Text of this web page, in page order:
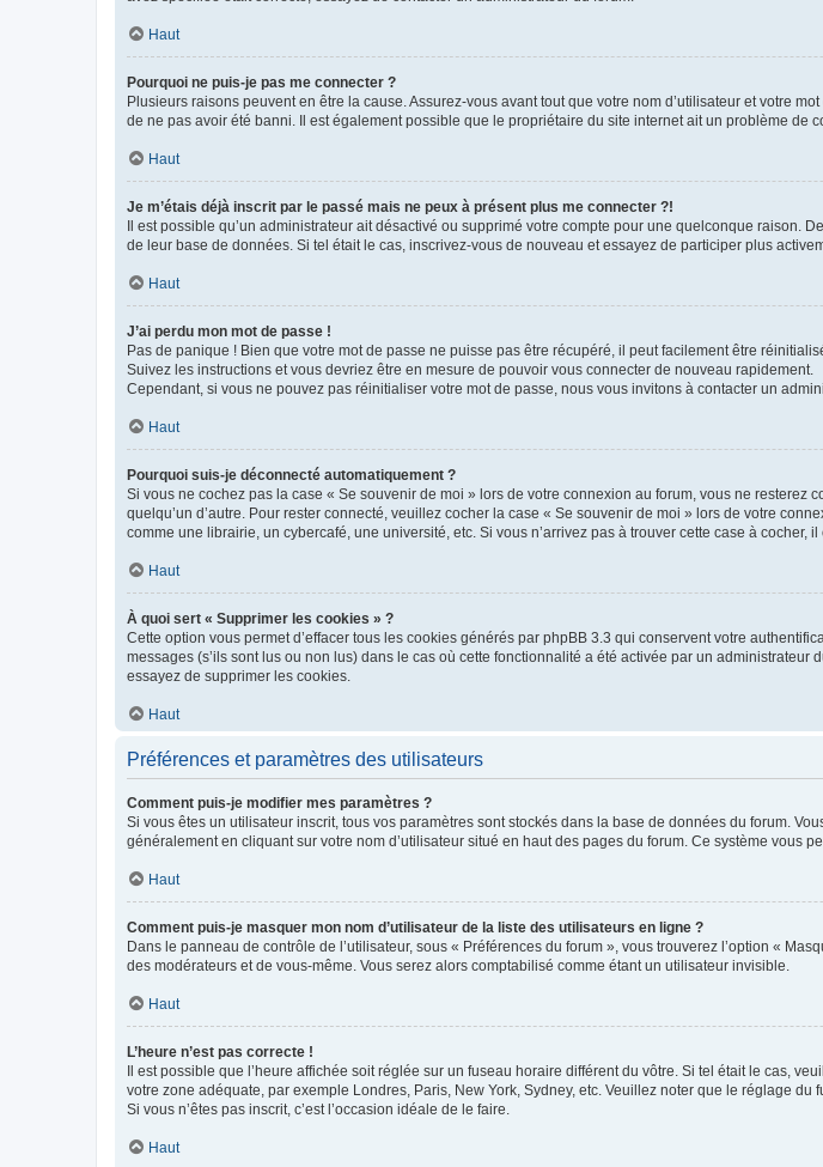
Haut
Pourquoi ne puis-je pas me connecter ?
Plusieurs raisons peuvent en être la cause. Assurez-vous avant tout que votre nom d’utilisateur et votre
de ne pas avoir été banni. Il est également possible que le propriétaire du site internet ait un problème de
Haut
Je m’étais déjà inscrit par le passé mais ne peux à présent plus me connecter ?!
Il est possible qu’un administrateur ait désactivé ou supprimé votre compte pour une quelconque
de leur base de données. Si tel était le cas, inscrivez-vous de nouveau et essayez de participer plus
Haut
J’ai perdu mon mot de passe !
Pas de panique ! Bien que votre mot de passe ne puisse pas être récupéré, il peut facilement être
Suivez les instructions et vous devriez être en mesure de pouvoir vous connecter de nouveau rapidement.
Cependant, si vous ne pouvez pas réinitialiser votre mot de passe, nous vous invitons à contacter un
Haut
Pourquoi suis-je déconnecté automatiquement ?
Si vous ne cochez pas la case « Se souvenir de moi » lors de votre connexion au forum, vous ne
quelqu’un d’autre. Pour rester connecté, veuillez cocher la case « Se souvenir de moi » lors de votre
comme une librairie, un cybercafé, une université, etc. Si vous n’arrivez pas à trouver cette case à cocher,
Haut
À quoi sert « Supprimer les cookies » ?
Cette option vous permet d’effacer tous les cookies générés par phpBB 3.3 qui conservent votre
messages (s’ils sont lus ou non lus) dans le cas où cette fonctionnalité a été activée par un
essayez de supprimer les cookies.
Haut
Préférences et paramètres des utilisateurs
Comment puis-je modifier mes paramètres ?
Si vous êtes un utilisateur inscrit, tous vos paramètres sont stockés dans la base de données du forum.
généralement en cliquant sur votre nom d’utilisateur situé en haut des pages du forum. Ce système vous
Haut
Comment puis-je masquer mon nom d’utilisateur de la liste des utilisateurs en ligne ?
Dans le panneau de contrôle de l’utilisateur, sous « Préférences du forum », vous trouverez l’option «
des modérateurs et de vous-même. Vous serez alors comptabilisé comme étant un utilisateur invisible.
Haut
L’heure n’est pas correcte !
Il est possible que l’heure affichée soit réglée sur un fuseau horaire différent du vôtre. Si tel était le cas,
votre zone adéquate, par exemple Londres, Paris, New York, Sydney, etc. Veuillez noter que le réglage
Si vous n’êtes pas inscrit, c’est l’occasion idéale de le faire.
Haut